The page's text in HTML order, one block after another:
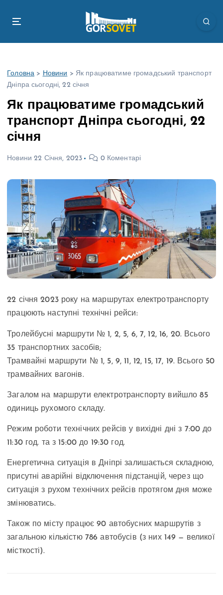
Головна > Новини > Як працюватиме громадський транспорт
Дніпра сьогодні, 22 січня
Як працюватиме громадський
транспорт Дніпра сьогодні, 22
січня
Новини 22 Січня, 2023 0 Коментарі
22 січня 2023 року на маршрутах електротранспорту
працюють наступні технічні рейси:
Тролейбусні маршрути № 1, 2, 5, 6, 7, 12, 16, 20. Всього
35 транспортних засобів;
Трамвайні маршрути № 1, 5, 9, 11, 12, 15, 17, 19. Всього 50
трамвайних вагонів.
Загалом на маршрути електротранспорту вийшло 85
одиниць рухомого складу.
Режим роботи технічних рейсів у вихідні дні з 7:00 до
11:30 год. та з 15:00 до 19:30 год.
Енергетична ситуація в Дніпрі залишається складною,
присутні аварійні відключення підстанцій, через що
ситуація з рухом технічних рейсів протягом дня може
змінюватись.
Також по місту працює 90 автобусних маршрутів з
загальною кількістю 786 автобусів (з них 149 — великої
місткості).